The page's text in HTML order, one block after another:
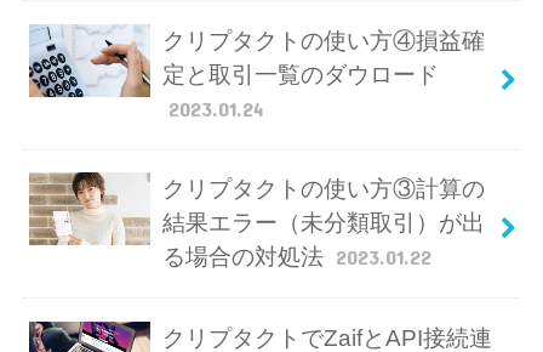
クリプタクトの使い方④損益確
定と取引一覧のダウロード
2023.01.24
クリプタクトの使い方③計算の
結果エラー（未分類取引）が出
る場合の対処法 2023.01.22
クリプタクトでZaifとAPI接続連